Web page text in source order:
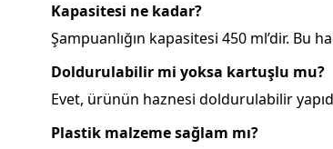
Kapasitesi ne kadar?
Şampuanlığın kapasitesi 450 ml’dir. Bu
Doldurulabilir mi yoksa kartuşlu mu?
Evet, ürünün haznesi doldurulabilir
Plastik malzeme sağlam mı?